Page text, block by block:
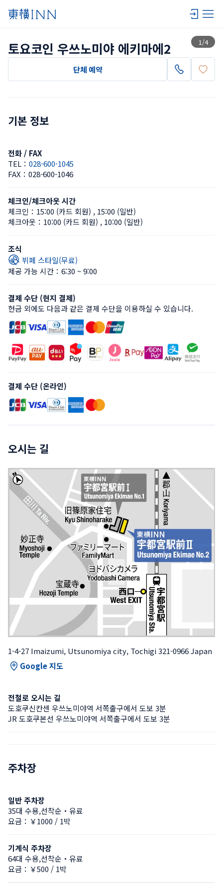
1 /4
목록 보기
토요코인 우쓰노미야 에키마에2
단체 예약
기본 정보
전화 / FAX
TEL： 028-600-1045
FAX： 028-600-1046
체크인/체크아웃 시간
체크인： 15:00 (카드 회원) , 15:00 (일반)
체크아웃： 10:00 (카드 회원) , 10:00 (일반)
조식
뷔페 스타일(무료)
제공 가능 시간：6:30 ~ 9:00
결제 수단 (현지 결제)
현금 외에도 다음과 같은 결제 수단을 이용하실 수 있습니다.
결제 수단 (온라인)
오시는 길
1-4-27 Imaizumi, Utsunomiya city, Tochigi 321-0966 Japan
Google 지도
전철로 오시는 길
도호쿠신칸센 우쓰노미야역 서쪽출구에서 도보 3분
JR 도호쿠본선 우쓰노미야역 서쪽출구에서 도보 3분
주차장
일반 주차장
35대 수용,선착순・유료
요금：￥1000 / 1박
기계식 주차장
64대 수용,선착순・유료
요금：￥500 / 1박